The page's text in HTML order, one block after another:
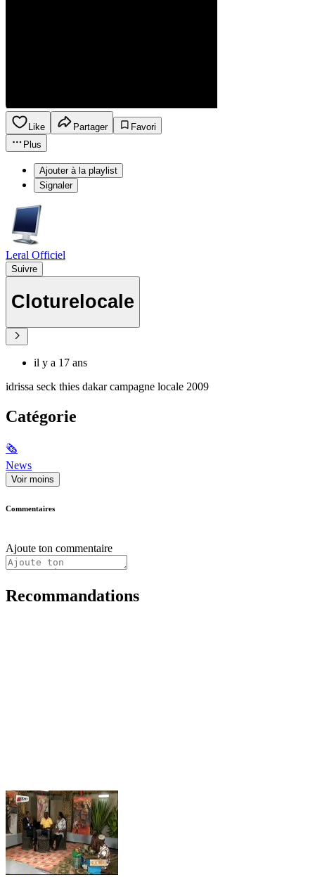
Like Partager
Favori
Plus
Ajouter à la playlist
Signaler
Leral Officiel
Suivre
Cloturelocale
il y a 17 ans
idrissa seck thies dakar campagne locale 2009
Catégorie
🗞
News
Voir moins
Commentaires
Ajoute ton commentaire
Recommandations